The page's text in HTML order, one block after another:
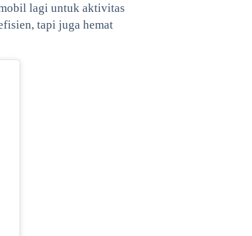
lagi untuk aktivitas
tapi juga hemat